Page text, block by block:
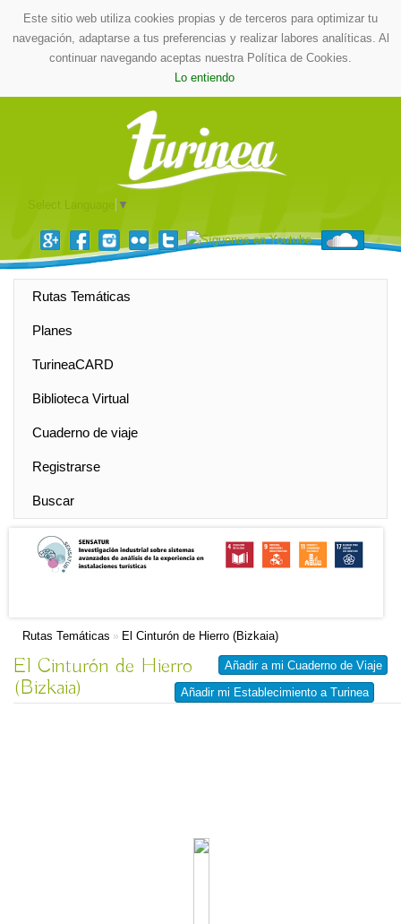
Este sitio web utiliza cookies propias y de terceros para optimizar tu
navegación, adaptarse a tus preferencias y realizar labores analíticas. Al
continuar navegando aceptas nuestra Política de Cookies.
Lo entiendo
▼
Rutas Temáticas
Planes
TurineaCARD
Biblioteca Virtual
Cuaderno de viaje
Registrarse
Buscar
Rutas Temáticas » El Cinturón de Hierro (Bizkaia)
Añadir a mi Cuaderno de Viaje
Añadir mi Establecimiento a Turinea
El Cinturón de Hierro
(Bizkaia)